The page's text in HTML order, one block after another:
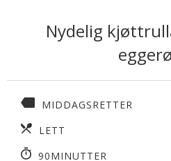
Nydelig
MIDDAGSRETTER
LETT
90MINUTTER